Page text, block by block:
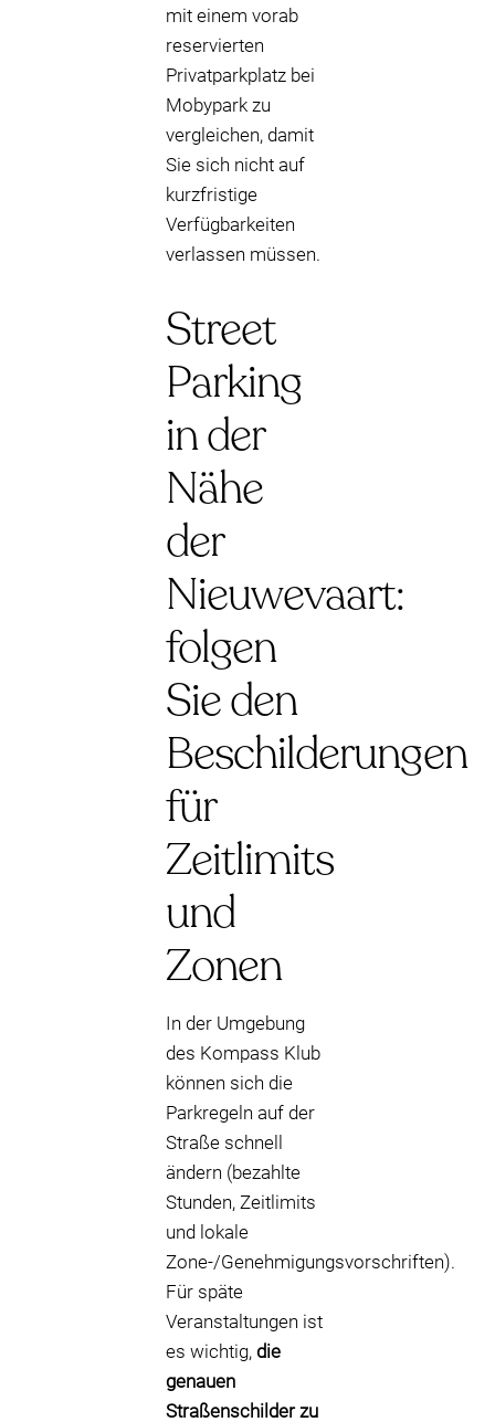
mit einem vorab
reservierten
Privatparkplatz bei
Mobypark zu
vergleichen, damit
Sie sich nicht auf
kurzfristige
Verfügbarkeiten
verlassen müssen.
Street
Parking
in der
Nähe
der
Nieuwevaart:
folgen
Sie den
Beschilderungen
für
Zeitlimits
und
Zonen
In der Umgebung
des Kompass Klub
können sich die
Parkregeln auf der
Straße schnell
ändern (bezahlte
Stunden, Zeitlimits
und lokale
Zone-/Genehmigungsvorschriften).
Für späte
Veranstaltungen ist
es wichtig, die
genauen
Straßenschilder zu